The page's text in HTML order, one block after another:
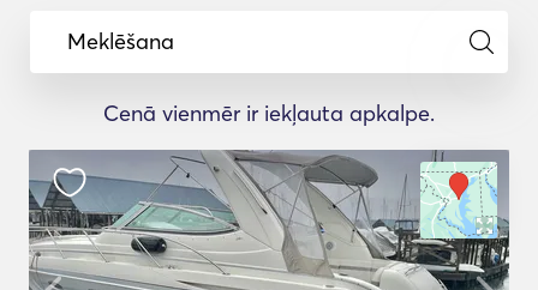
Meklēšana
Cenā vienmēr ir iekļauta apkalpe.